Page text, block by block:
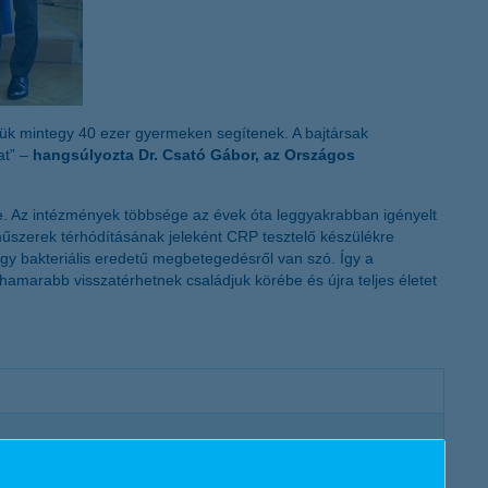
mintegy 40 ezer gyermeken segítenek. A bajtársak
– hangsúlyozta Dr. Csató Gábor, az Országos
intézmények többsége az évek óta leggyakrabban igényelt
térhódításának jeleként CRP tesztelő készülékre
bakteriális eredetű megbetegedésről van szó. Így a
visszatérhetnek családjuk körébe és újra teljes életet